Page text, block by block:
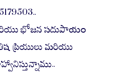
భోజన సదుపాయం
ప్రియులు మరియు